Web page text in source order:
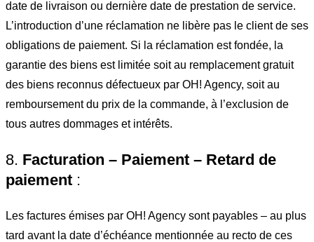
date de livraison ou dernière date de prestation de service.
L’introduction d’une réclamation ne libère pas le client de ses
obligations de paiement. Si la réclamation est fondée, la
garantie des biens est limitée soit au remplacement gratuit
des biens reconnus défectueux par OH! Agency, soit au
remboursement du prix de la commande, à l’exclusion de
tous autres dommages et intérêts.
8. Facturation – Paiement – Retard de
paiement :
Les factures émises par OH! Agency sont payables – au plus
tard avant la date d’échéance mentionnée au recto de ces